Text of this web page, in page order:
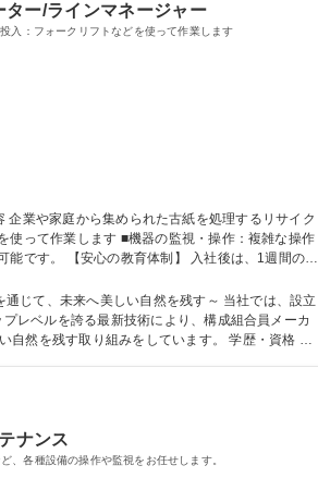
ー/ラインマネージャー
入：フォークリフトなどを使って作業します
視・操作：複雑な操作
です。 【安心の教育体制】 入社後は、1週間の研
す。 その後、現場配属となり配属先のチームに
レベルを誇る最新技術により、構成組合員メーカ
取り組みをしています。 学歴・資格 学
ナンス
、各種設備の操作や監視をお任せします。